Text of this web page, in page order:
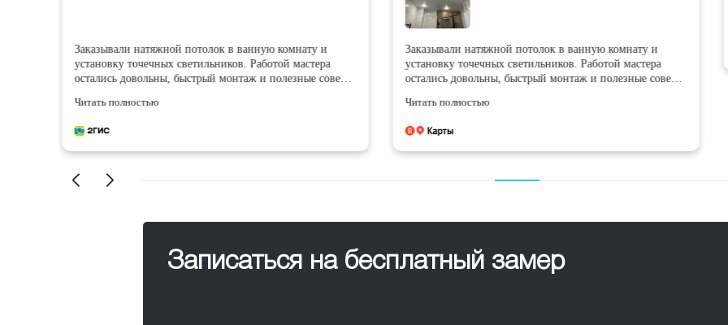
Заказывали натяжной потолок в ванную комнату и
установку точечных светильников. Работой мастера
остались довольны, быстрый монтаж и полезные советы
Читать полностью
Заказывали натяжной потолок в ванную комнату и
установку точечных светильников. Работой мастера
остались довольны, быстрый монтаж и полезные советы
Читать полностью
Записаться на бесплатный замер